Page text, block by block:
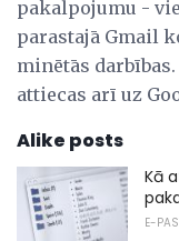
pakalpojumu -
parastajā Gmail
minētās
attiecas arī uz
Alike posts
Kā
E-